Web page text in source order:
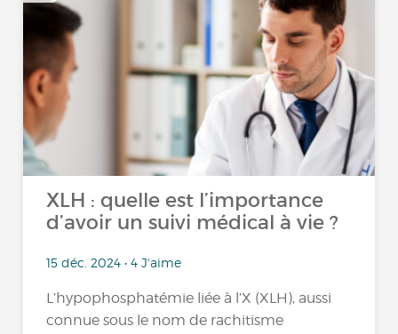
XLH : quelle est l’importance
d’avoir un suivi médical à vie ?
15 déc. 2024 • 4 J'aime
L’hypophosphatémie liée à l’X (XLH), aussi
connue sous le nom de rachitisme